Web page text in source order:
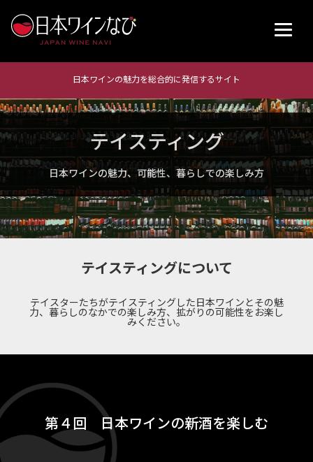
日本ワインの魅力を総合的に発信するサイト
テイスティング
日本ワインの魅力、可能性、暮らしでの楽しみ方
テイスティングについて
テイスターたちがテイスティングした日本ワインとその魅
力、暮らしのなかでの楽しみ方、拡がりの可能性をお楽し
みください。
第４回 日本ワインの新酒を楽しむ